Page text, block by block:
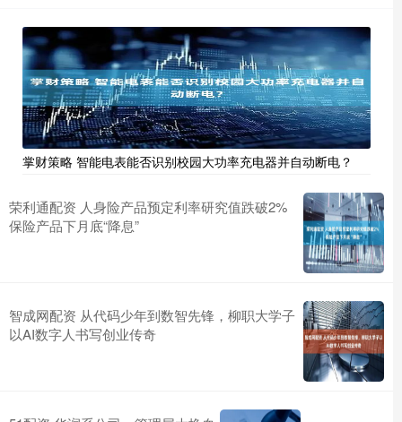
掌财策略 智能电表能否识别校园大功率充电器并自动断电？
荣利通配资 人身险产品预定利率研究值跌破2%
保险产品下月底“降息”
智成网配资 从代码少年到数智先锋，柳职大学子
以AI数字人书写创业传奇